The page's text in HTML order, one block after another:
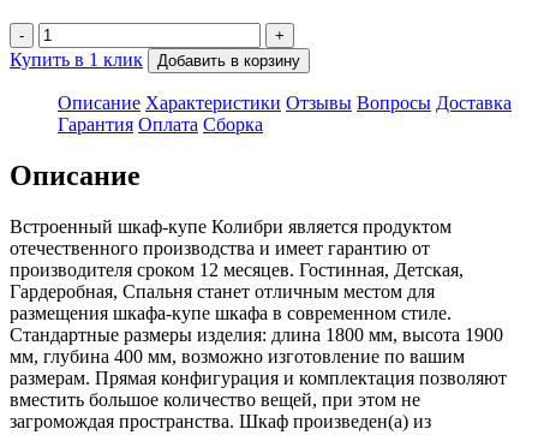
- +
Купить в 1 клик Добавить в корзину
Описание Характеристики Отзывы Вопросы Доставка
Гарантия Оплата Сборка
Описание
Встроенный шкаф-купе Колибри является продуктом
отечественного производства и имеет гарантию от
производителя сроком 12 месяцев. Гостинная, Детская,
Гардеробная, Спальня станет отличным местом для
размещения шкафа-купе шкафа в современном стиле.
Стандартные размеры изделия: длина 1800 мм, высота 1900
мм, глубина 400 мм, возможно изготовление по вашим
размерам. Прямая конфигурация и комплектация позволяют
вместить большое количество вещей, при этом не
загромождая пространства. Шкаф произведен(а) из